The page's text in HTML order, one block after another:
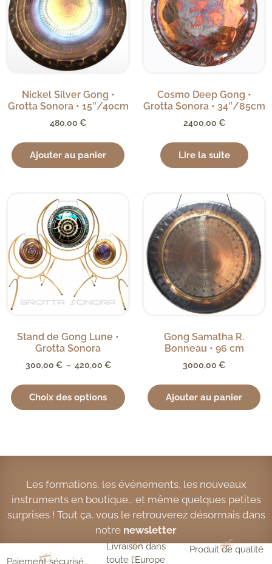
Nickel Silver Gong •
Grotta Sonora • 15″/40cm
480,00 €
Ajouter au panier
Cosmo Deep Gong •
Grotta Sonora • 34″/85cm
2400,00 €
Lire la suite
Stand de Gong Lune •
Grotta Sonora
300,00 € – 420,00 €
Choix des options
Gong Samatha R.
Bonneau • 96 cm
3000,00 €
Ajouter au panier
Les formations, les événements, les nouveaux
instruments en boutique… et même quelques petites
surprises ! Tout ça, vous le retrouverez désormais dans
notre newsletter
Paiement sécurisé
Livraison dans
toute l’Europe
Produit de qualité